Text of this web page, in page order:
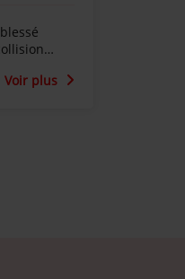
à Rumilly
Voir plus